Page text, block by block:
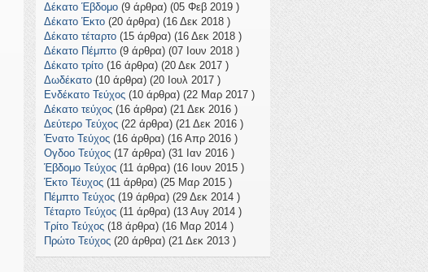
Δέκατο Έβδομο (9 άρθρα) (05 Φεβ 2019 )
Δέκατο Έκτο (20 άρθρα) (16 Δεκ 2018 )
Δέκατο τέταρτο (15 άρθρα) (16 Δεκ 2018 )
Δέκατο Πέμπτο (9 άρθρα) (07 Ιουν 2018 )
Δέκατο τρίτο (16 άρθρα) (20 Δεκ 2017 )
Δωδέκατο (10 άρθρα) (20 Ιουλ 2017 )
Ενδέκατο Τεύχος (10 άρθρα) (22 Μαρ 2017 )
Δέκατο τεύχος (16 άρθρα) (21 Δεκ 2016 )
Δεύτερο Τεύχος (22 άρθρα) (21 Δεκ 2016 )
Ένατο Τεύχος (16 άρθρα) (16 Απρ 2016 )
Ογδοο Τεύχος (17 άρθρα) (31 Ιαν 2016 )
Έβδομο Τεύχος (11 άρθρα) (16 Ιουν 2015 )
Έκτο Τέυχος (11 άρθρα) (25 Μαρ 2015 )
Πέμπτο Τεύχος (19 άρθρα) (29 Δεκ 2014 )
Τέταρτο Τεύχος (11 άρθρα) (13 Αυγ 2014 )
Τρίτο Τεύχος (18 άρθρα) (16 Μαρ 2014 )
Πρώτο Τεύχος (20 άρθρα) (21 Δεκ 2013 )